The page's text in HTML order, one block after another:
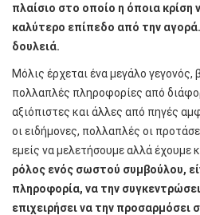
πλαίσιο στο οποίο η όποια κρίση
καλύτερο επίπεδο από την
δουλειά.
Μόλις έρχεται ένα μεγάλο γεγονός,
πολλαπλές πληροφορίες από
αξιόπιστες και άλλες από πηγές
οι ειδήμονες, πολλαπλές οι
εμείς να μελετήσουμε αλλά έχουμε
ρόλος ενός σωστού συμβούλου,
πληροφορία, να την συγκεντρώσει
επιχειρήσει να την προσαρμόσει